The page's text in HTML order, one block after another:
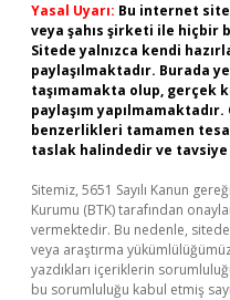
Yasal Uyarı: Bu internet
veya şahıs şirketi ile hiçbir
Sitede yalnızca kendi
paylaşılmaktadır. Burada
taşımamakta olup, gerçek
paylaşım
benzerlikleri tamamen
taslak halindedir ve
Sitemiz, 5651 Sayılı Kanun
Kurumu (BTK) tarafından
vermektedir. Bu nedenle,
veya araştırma
yazdıkları içeriklerin
bu sorumluluğu kabul etmiş